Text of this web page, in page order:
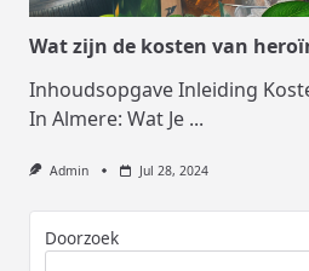
Wat zijn de kosten van
Inhoudsopgave Inleiding
In Almere: Wat Je ...
Admin Jul 28, 2024
Doorzoek